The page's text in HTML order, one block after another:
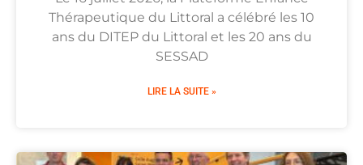
Thérapeutique du Littoral a célébré les 10
ans du DITEP du Littoral et les 20 ans du
SESSAD
LIRE LA SUITE »